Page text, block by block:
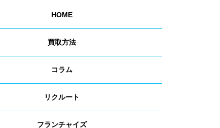
HOME
買取方法
コラム
リクルート
フランチャイズ